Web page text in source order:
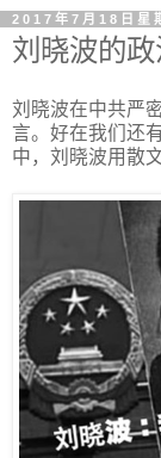
2017年7月18日星
刘晓波的
刘晓波在中共严
言。好在我们还
中，刘晓波用散